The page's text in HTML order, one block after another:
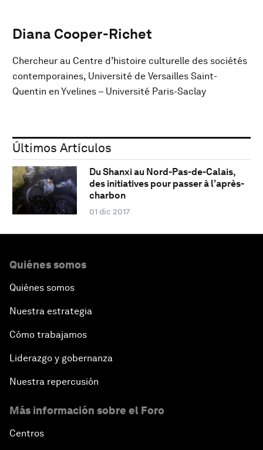
Diana Cooper-Richet
Chercheur au Centre d’histoire culturelle des sociétés
contemporaines, Université de Versailles Saint-
Quentin en Yvelines – Université Paris-Saclay
Últimos Artículos
Du Shanxi au Nord-Pas-de-Calais,
des initiatives pour passer à l’après-
charbon
01 dic 2017
Quiénes somos
Quiénes somos
Nuestra estrategia
Cómo trabajamos
Liderazgo y gobernanza
Nuestra repercusión
Más información sobre el Foro
Centros